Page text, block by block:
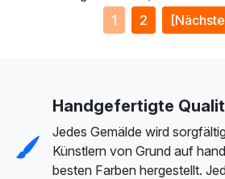
1
2
Handgefertigte
Jedes Gemälde wird
Künstlern von Grund auf
besten Farben hergestellt.